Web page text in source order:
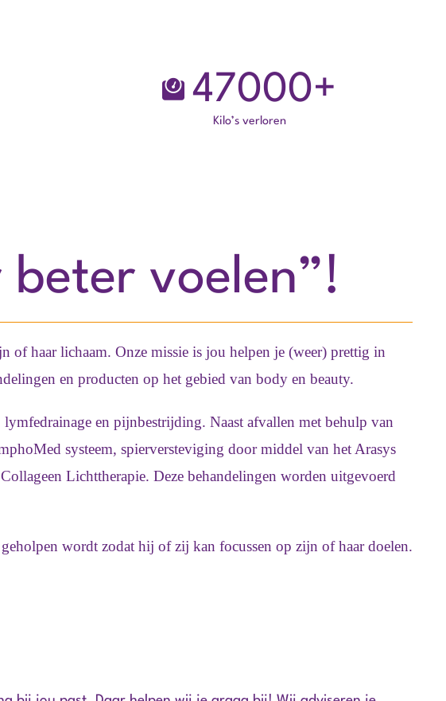
47000+
Kilo’s verloren
voelen”!
haar lichaam. Onze missie is jou helpen je (weer) prettig in
en producten op het gebied van body en beauty.
en pijnbestrijding. Naast afvallen met behulp van
systeem, spierversteviging door middel van het Arasys
Lichttherapie. Deze behandelingen worden uitgevoerd
wordt zodat hij of zij kan focussen op zijn of haar doelen.